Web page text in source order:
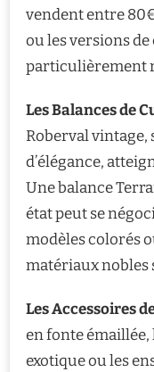
vendent entre
ou les versions
particulièrement
Les Balances de
Roberval vintage,
d’élégance,
Une balance
état peut se
modèles colorés
matériaux nobles
Les Accessoires
en fonte émaillée,
exotique ou les